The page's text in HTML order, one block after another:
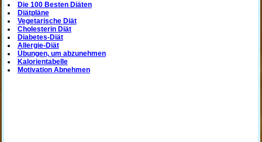
Die 100 Besten Diäten
Diätpläne
Vegetarische Diät
Cholesterin Diät
Diabetes-Diät
Allergie-Diät
Übungen, um abzunehmen
Kalorientabelle
Motivation Abnehmen